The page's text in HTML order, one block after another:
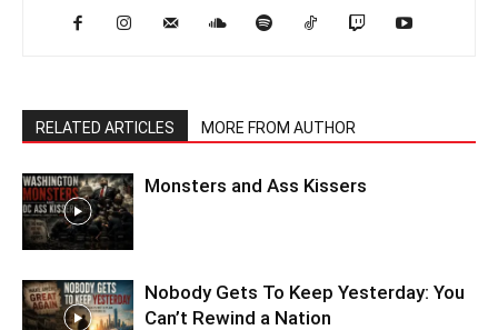
RELATED ARTICLES MORE FROM AUTHOR
Monsters and Ass Kissers
Nobody Gets To Keep Yesterday: You
Can’t Rewind a Nation